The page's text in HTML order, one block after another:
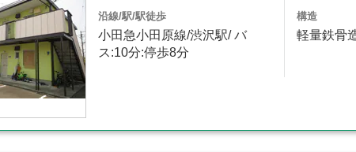
沿線/駅/駅徒歩
小田急小田原線/渋沢駅/ バ
ス:10分:停歩8分
構造
軽量鉄骨